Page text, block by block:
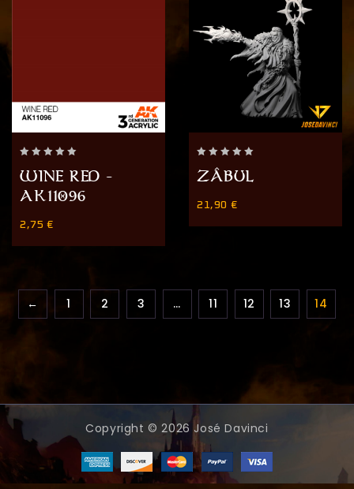
out
of
WINE RED –
AK11096
2,75 €
out
5
ZÂBUL
21,90 €
← 1 2 3 … 11 12 13 14
Copyright © 2026 José Davinci